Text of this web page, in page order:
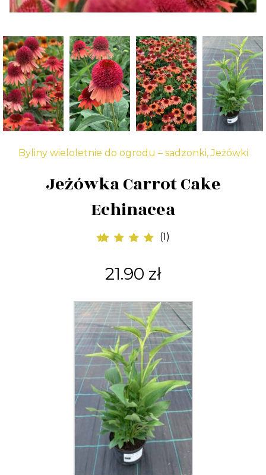
Byliny wieloletnie do ogrodu – sadzonki,Jeżówki
Jeżówka Carrot Cake
Echinacea
podstawie
oceny klienta
(1 )
21.90 zł